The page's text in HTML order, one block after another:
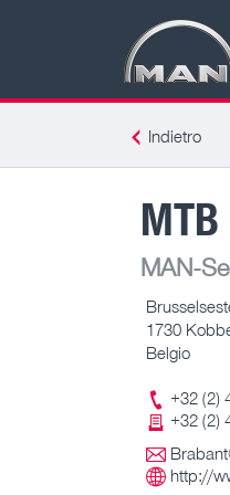
Indietro
MAN-
1730
Belgio
+32 (2)
+32 (2)
http://